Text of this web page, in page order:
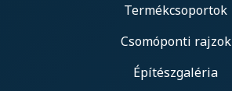
Termékcsoportok
Csomóponti rajzok
Építészgaléria